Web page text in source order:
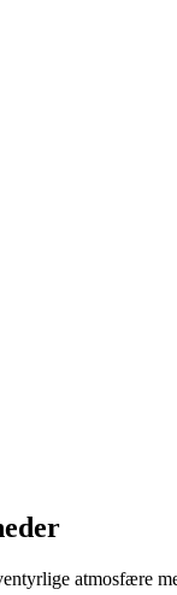
atmosfære